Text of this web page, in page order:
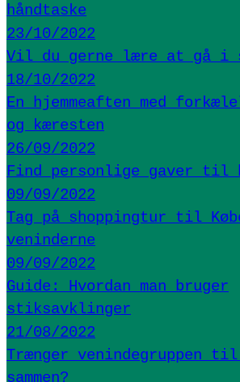
håndtaske
23/10/2022
Vil du gerne lære at gå
18/10/2022
En hjemmeaften med
og kæresten
26/09/2022
Find personlige gaver til
09/09/2022
Tag på shoppingtur til
veninderne
09/09/2022
Guide: Hvordan man bruger
stiksavklinger
21/08/2022
Trænger venindegruppen
sammen?